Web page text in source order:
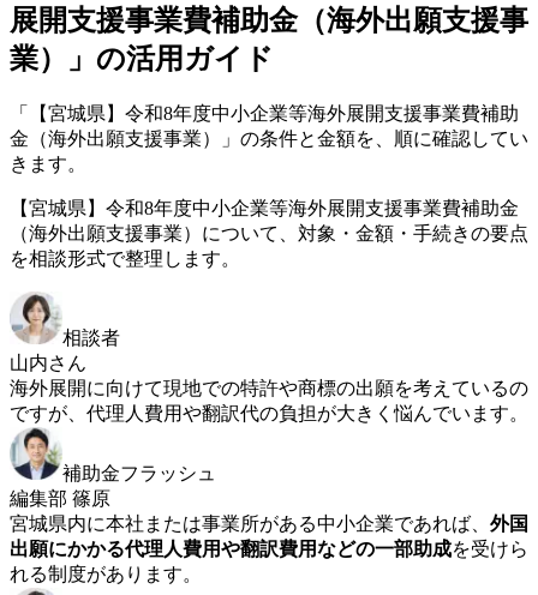
展開支援事業費補助金（海外出願支援事
業）」の活用ガイド
「【宮城県】令和8年度中小企業等海外展開支援事業費補助
金（海外出願支援事業）」の条件と金額を、順に確認してい
きます。
【宮城県】令和8年度中小企業等海外展開支援事業費補助金
（海外出願支援事業）について、対象・金額・手続きの要点
を相談形式で整理します。
相談者
山内さん
海外展開に向けて現地での特許や商標の出願を考えているの
ですが、代理人費用や翻訳代の負担が大きく悩んでいます。
補助金フラッシュ
編集部 篠原
宮城県内に本社または事業所がある中小企業であれば、 外国
出願にかかる代理人費用や翻訳費用などの一部助成を受けら
れる制度があります。